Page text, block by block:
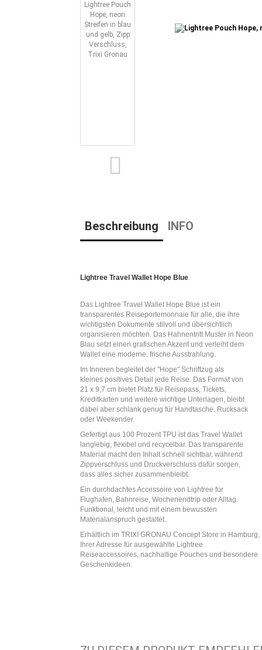
Beschreibung INFO
Lightree Travel Wallet Hope Blue
Das Lightree Travel Wallet Hope Blue ist ein
transparentes Reiseportemonnaie für alle, die ihre
wichtigsten Dokumente stilvoll und übersichtlich
organisieren möchten. Das Hahnentritt Muster in Neon
Blau setzt einen grafischen Akzent und verleiht dem
Wallet eine moderne, frische Ausstrahlung.
Im Inneren begleitet der "Hope" Schriftzug als
kleines positives Detail jede Reise. Das Format von
21 x 9,7 cm bietet Platz für Reisepass, Tickets,
Kreditkarten und weitere wichtige Unterlagen, bleibt
dabei aber schlank genug für Handtasche, Rucksack
oder Weekender.
Gefertigt aus 100 Prozent TPU ist das Travel Wallet
langlebig, flexibel und recycelbar. Das transparente
Material macht den Inhalt schnell sichtbar, während
Zippverschluss und Druckverschluss dafür sorgen,
dass alles sicher zusammenbleibt.
Ein durchdachtes Accessoire von Lightree für
Flughafen, Bahnreise, Wochenendtrip oder Alltag.
Funktional, leicht und mit einem bewussten
Materialanspruch gestaltet.
Erhältlich im TRIXI GRONAU Concept Store in Hamburg,
Ihrer Adresse für ausgewählte Lightree
Reiseaccessoires, nachhaltige Pouches und besondere
Geschenkideen.